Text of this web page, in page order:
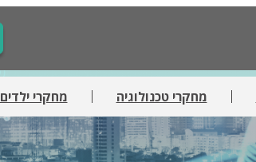
מחקרי טכנולוגיה מחקרי ילדים